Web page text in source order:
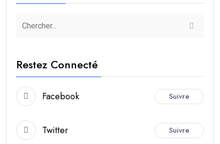
Restez Connecté
Facebook Suivre
Twitter Suivre